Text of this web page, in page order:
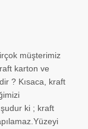
müşterimiz
karton ve
? Kısaca, kraft
ki ; kraft